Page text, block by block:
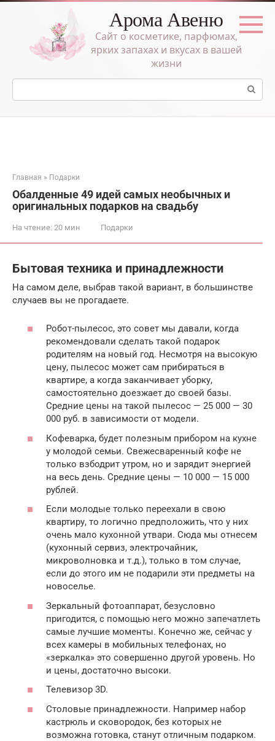
Перейти
Арома Авеню
Сайт о косметике, парфюмах,
ярких запахах и вкусах в вашей
жизни
Поиск:
Главная » Подарки
Обалденные 49 идей самых необычных и
оригинальных подарков на свадьбу
На чтение: 20 мин Подарки
Бытовая техника и принадлежности
На самом деле, выбрав такой вариант, в большинстве
случаев вы не прогадаете.
Робот-пылесос, это совет мы давали, когда
рекомендовали сделать такой подарок
родителям на новый год. Несмотря на высокую
цену, пылесос может сам прибираться в
квартире, а когда заканчивает уборку,
самостоятельно доезжает до своей базы.
Средние цены на такой пылесос — 25 000 — 30
000 руб. в зависимости от модели.
Кофеварка, будет полезным прибором на кухне
у молодой семьи. Свежесваренный кофе не
только взбодрит утром, но и зарядит энергией
на весь день. Средние цены — 10 000 — 15 000
рублей.
Если молодые только переехали в свою
квартиру, то логично предположить, что у них
очень мало кухонной утвари. Сюда мы отнесем
(кухонный сервиз, электрочайник,
микроволновка и т.д.), только в том случае,
если до этого им не подарили эти предметы на
новоселье.
Зеркальный фотоаппарат, безусловно
пригодится, с помощью него можно запечатлеть
самые лучшие моменты. Конечно же, сейчас у
всех камеры в мобильных телефонах, но
«зеркалка» это совершенно другой уровень. Но
и цены, достаточно высоки.
Телевизор 3D.
Столовые принадлежности. Например набор
кастрюль и сковородок, без которых не
возможна готовка, станут отличным подарком.